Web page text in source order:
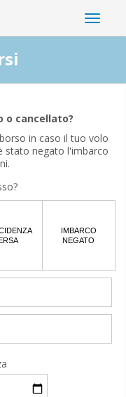
o cancellato?
in caso il tuo volo
stato negato l'imbarco
IMBARCO
NEGATO